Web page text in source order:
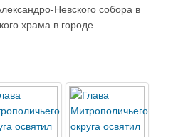
Невского собора в
храма в городе